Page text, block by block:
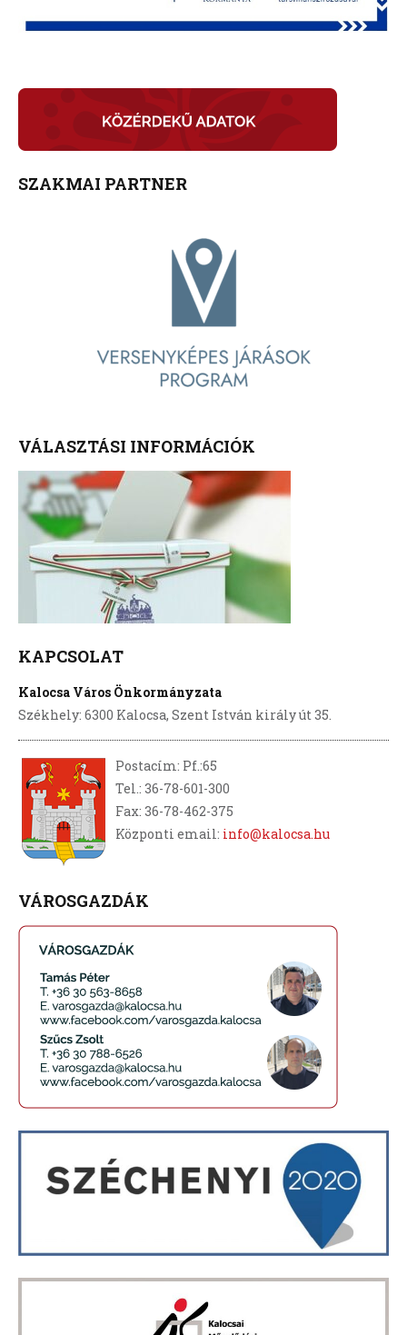
SZAKMAI PARTNER
VÁLASZTÁSI INFORMÁCIÓK
KAPCSOLAT
Kalocsa Város Önkormányzata
Székhely: 6300 Kalocsa, Szent István király út 35.
Postacím: Pf.:65
Tel.: 36-78-601-300
Fax: 36-78-462-375
Központi email: info@kalocsa.hu
VÁROSGAZDÁK